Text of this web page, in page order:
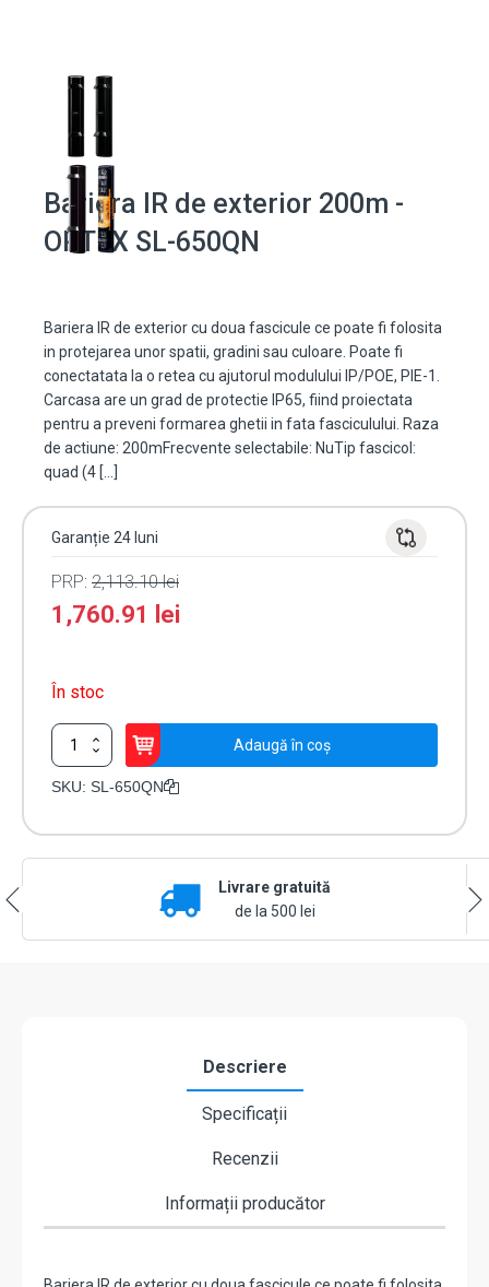
Bariera IR de exterior 200m -
OPTEX SL-650QN
Bariera IR de exterior cu doua fascicule ce poate fi folosita
in protejarea unor spatii, gradini sau culoare. Poate fi
conectatata la o retea cu ajutorul modulului IP/POE, PIE-1.
Carcasa are un grad de protectie IP65, fiind proiectata
pentru a preveni formarea ghetii in fata fasciculului. Raza
de actiune: 200mFrecvente selectabile: NuTip fascicol:
quad (4 […]
Garanție 24 luni
PRP: 2,113.10lei
1,760.91 lei
În stoc
Cantitate
Bariera
IR
Adaugă în coș
SKU: SL-650QN
Livrare gratuită
de la 500 lei
Descriere
Specificații
Recenzii
Informații producător